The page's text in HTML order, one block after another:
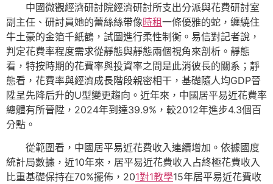
中國微觀經濟研討院經濟研討所支出分派與花費研討室
副主任、研討員她的蕾絲絲帶像時租一條優雅的蛇，纏繞住
牛土豪的金箔千紙鶴，試圖進行柔性制衡。易信對記者說，
判定花費率程度需求從靜態與靜態兩個視角來剖析。靜態
看，特按時期的花費率與投資率之間是此消彼長的關系；靜
態看，花費率與經濟成長階段親密相干，基礎隨人均GDP晉
陞呈先降后升的U型變更趨向。近年來，中國居平易近花費率
總體有所晉陞，2024年到達39.9%，較2012年進步4.3個百
分點。
從範圍看，中國居平易近花費收入連續增加。依據國度
統計局數據，近10年來，居平易近花費收入占終極花費收入
比重基礎保持在70%擺佈，201對1教學15年居平易近花費收